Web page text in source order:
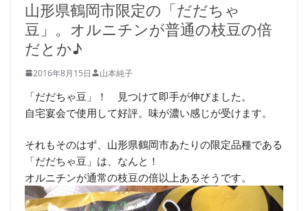
山形県鶴岡市限定の「だだちゃ
豆」。オルニチンが普通の枝豆の倍
だとか♪
2016年8月15日 山本純子
「だだちゃ豆」！ 見つけて即手が伸びました。
自宅宴会で使用して好評。味が濃い感じが受けます。
それもそのはず、山形県鶴岡市あたりの限定品種である
「だだちゃ豆」は、なんと！
オルニチンが通常の枝豆の倍以上あるそうです。